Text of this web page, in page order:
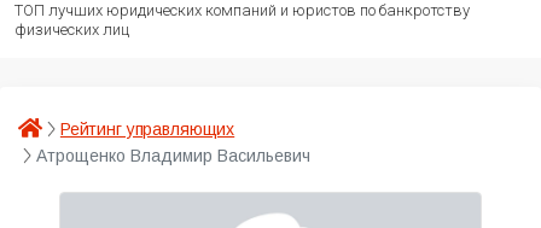
ТОП лучших юридических компаний и юристов по банкротству
физических лиц
Рейтинг управляющих
Атрощенко Владимир Васильевич